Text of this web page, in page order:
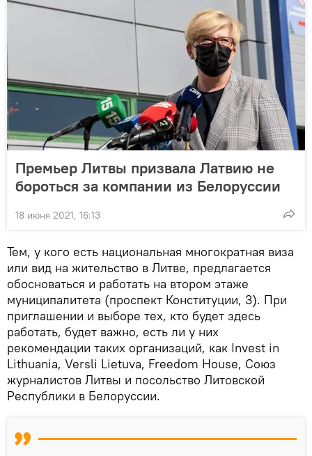
Премьер Литвы призвала Латвию не
бороться за компании из Белоруссии
18 июня 2021, 16:13
Тем, у кого есть национальная многократная виза
или вид на жительство в Литве, предлагается
обосноваться и работать на втором этаже
муниципалитета (проспект Конституции, 3). При
приглашении и выборе тех, кто будет здесь
работать, будет важно, есть ли у них
рекомендации таких организаций, как Invest in
Lithuania, Versli Lietuva, Freedom House, Союз
журналистов Литвы и посольство Литовской
Республики в Белоруссии.